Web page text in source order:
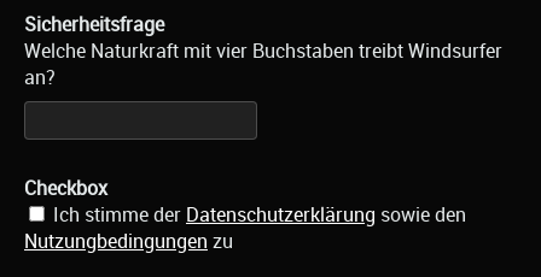
Sicherheitsfrage
Welche Naturkraft mit vier Buchstaben treibt Windsurfer
an?
Checkbox
Ich stimme der Datenschutzerklärung sowie den
Nutzungbedingungen zu